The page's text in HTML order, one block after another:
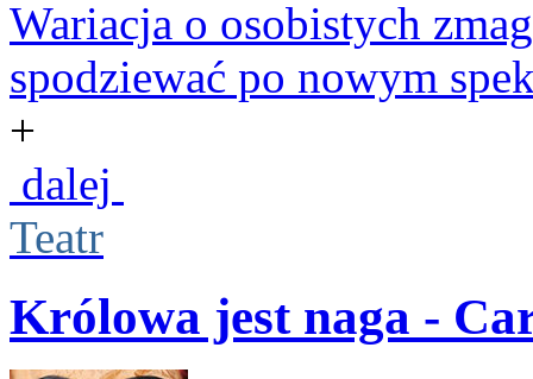
Wariacja o osobistych
spodziewać po nowym
+
dalej
Teatr
Królowa jest naga -